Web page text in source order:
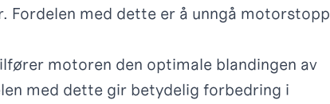
Fordelen med dette er å unngå motorstopp
motoren den optimale blandingen av
med dette gir betydelig forbedring i